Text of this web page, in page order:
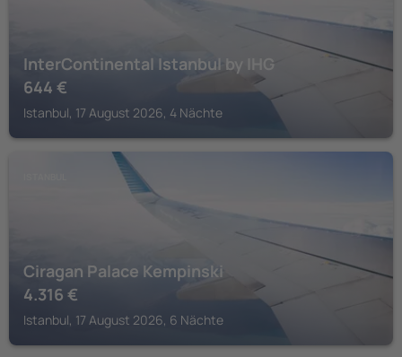
InterContinental Istanbul by IHG
644 €
Istanbul, 17 August 2026, 4 Nächte
Ciragan Palace Kempinski
4.316 €
Istanbul, 17 August 2026, 6 Nächte